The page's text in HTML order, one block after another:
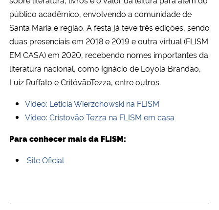
público acadêmico, envolvendo a comunidade de
Santa Maria e região. A festa já teve três edições, sendo
duas presenciais em 2018 e 2019 e outra virtual (FLISM
EM CASA) em 2020, recebendo nomes importantes da
literatura nacional, como Ignácio de Loyola Brandão,
Luiz Ruffato e CritóvãoTezza, entre outros.
Vídeo: Leticia Wierzchowski na FLISM
Vídeo: Cristovão Tezza na FLISM em casa
Para conhecer mais da FLISM:
Site Oficial